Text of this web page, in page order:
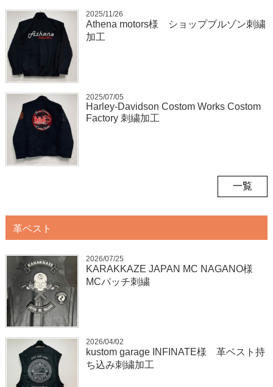
2025/11/26
Athena motors様 ショップブルゾン刺繍
加工
2025/07/05
Harley-Davidson Costom Works Costom
Factory 刺繍加工
一覧
革ベスト
2026/07/25
KARAKKAZE JAPAN MC NAGANO様
MCパッチ刺繍
2026/04/02
kustom garage INFINATE様 革ベスト持
ち込み刺繍加工